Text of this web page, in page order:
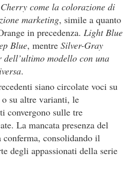
come la colorazione di
marketing, simile a quanto
in precedenza. Light Blue
Blue, mentre Silver-Gray
dell’ultimo modello con una
.
siano circolate voci su
su altre varianti, le
convergono sulle tre
La mancata presenza del
conferma, consolidando il
degli appassionati della serie